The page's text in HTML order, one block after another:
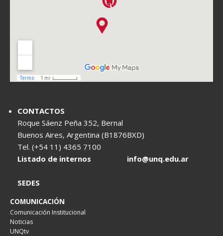
CONTACTOS
Roque Sáenz Peña 352, Bernal
Buenos Aires, Argentina (B1876BXD)
Tel. (+54 11) 4365 7100
Listado de internos
info@unq.edu.ar
SEDES
COMUNICACIÓN
Comunicación Institucional
Noticias
UNQtv